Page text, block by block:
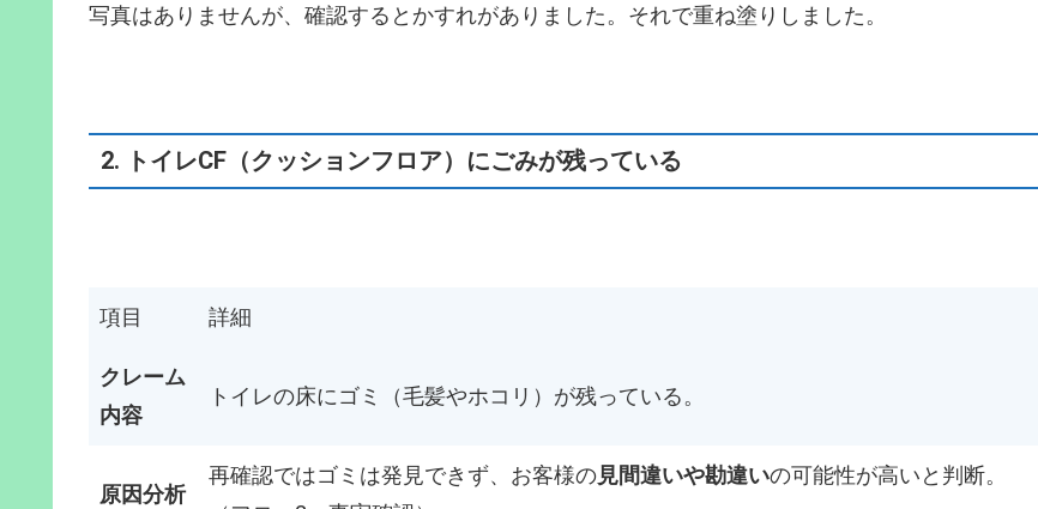
写真はありませんが、確認するとかすれがありました。それで重ね塗りしました。
2. トイレCF（クッションフロア）にごみが残っている
項目 詳細
クレーム
内容
トイレの床にゴミ（毛髪やホコリ）が残っている。
原因分析
再確認ではゴミは発見できず、お客様の見間違いや勘違いの可能性が高いと判断。